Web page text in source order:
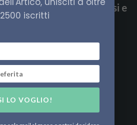
Recensione, Analisi e
2500 iscritti
LO VOGLIO!